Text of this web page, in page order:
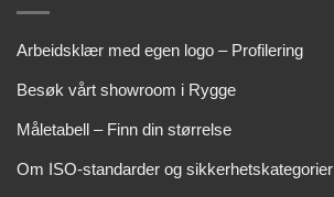
Arbeidsklær med egen logo – Profilering
Besøk vårt showroom i Rygge
Måletabell – Finn din størrelse
Om ISO-standarder og sikkerhetskategorier